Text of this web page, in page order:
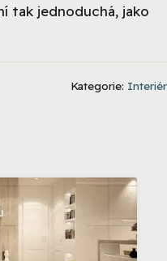
tak jednoduchá, jako
Kategorie: Interiér